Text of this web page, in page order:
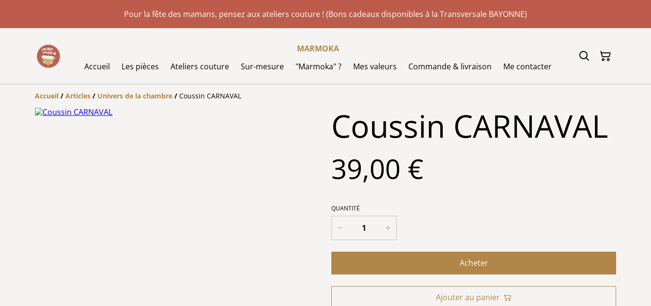
Pour la fête des mamans, pensez aux ateliers couture ! (Bons cadeaux disponibles à la Transversale BAYONNE)
MARMOKA
Accueil
Les pièces Ateliers couture Sur-mesure "Marmoka" ? Mes valeurs Commande & livraison Me contacter
Accueil / Articles / Univers de la chambre / Coussin CARNAVAL
Coussin CARNAVAL
39,00 €
QUANTITÉ
Acheter
Ajouter au panier